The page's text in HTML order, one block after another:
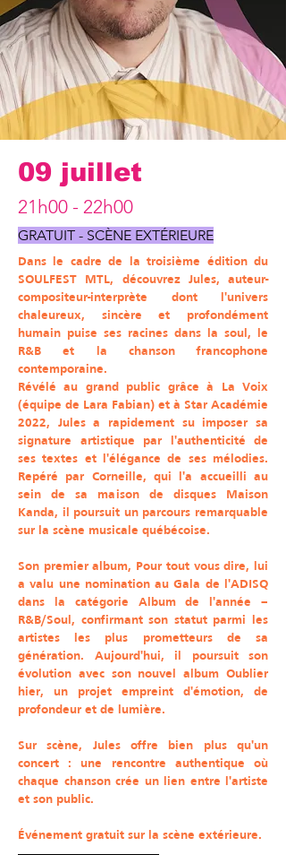
09 juillet
21h00 - 22h00
GRATUIT - SCÈNE EXTÉRIEURE
Dans le cadre de la troisième édition du
SOULFEST MTL, découvrez Jules, auteur-
compositeur-interprète dont l'univers
chaleureux, sincère et profondément
humain puise ses racines dans la soul, le
R&B et la chanson francophone
contemporaine.
Révélé au grand public grâce à La Voix
(équipe de Lara Fabian) et à Star Académie
2022, Jules a rapidement su imposer sa
signature artistique par l'authenticité de
ses textes et l'élégance de ses mélodies.
Repéré par Corneille, qui l'a accueilli au
sein de sa maison de disques Maison
Kanda, il poursuit un parcours remarquable
sur la scène musicale québécoise.
Son premier album, Pour tout vous dire, lui
a valu une nomination au Gala de l'ADISQ
dans la catégorie Album de l'année –
R&B/Soul, confirmant son statut parmi les
artistes les plus prometteurs de sa
génération. Aujourd'hui, il poursuit son
évolution avec son nouvel album Oublier
hier, un projet empreint d'émotion, de
profondeur et de lumière.
Sur scène, Jules offre bien plus qu'un
concert : une rencontre authentique où
chaque chanson crée un lien entre l'artiste
et son public.
Événement gratuit sur la scène extérieure.